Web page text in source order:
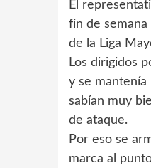
El
fin de
de la Liga
Los dirigidos
y se
sabían muy
de ataque.
Por eso se
marca al